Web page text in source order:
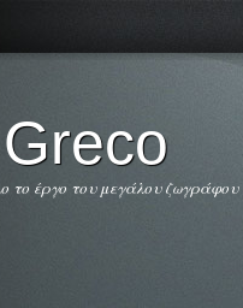
το έργο του μεγάλου ζωγράφου